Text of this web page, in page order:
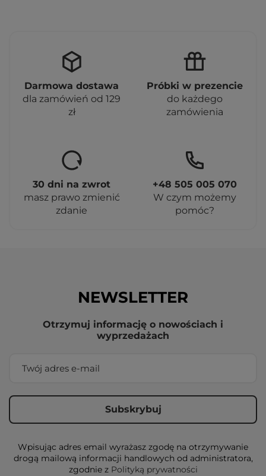
Darmowa dostawa
dla zamówień od 129
zł
Próbki w prezencie
do każdego
zamówienia
30 dni na zwrot
masz prawo zmienić
zdanie
+48 505 005 070
W czym możemy
pomóc?
NEWSLETTER
Otrzymuj informację o nowościach i
wyprzedażach
Wpisując adres email wyrażasz zgodę na otrzymywanie
drogą mailową informacji handlowych od administratora,
zgodnie z Polityką prywatności